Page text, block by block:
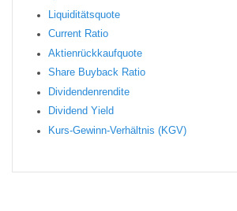
Liquiditätsquote
Current Ratio
Aktienrückkaufquote
Sha re Buyback Ratio
Dividendenrendite
Dividend Yield
Kurs-Gewinn-Verhältnis (KGV)